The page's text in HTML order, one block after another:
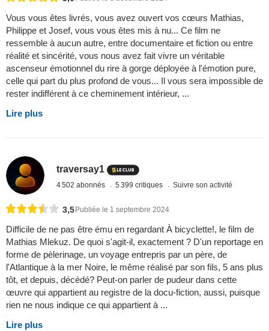
Vous vous êtes livrés, vous avez ouvert vos cœurs Mathias,
Philippe et Josef, vous vous êtes mis à nu... Ce film ne
ressemble à aucun autre, entre documentaire et fiction ou entre
réalité et sincérité, vous nous avez fait vivre un véritable
ascenseur émotionnel du rire à gorge déployée à l'émotion pure,
celle qui part du plus profond de vous... Il vous sera impossible de
rester indifférent à ce cheminement intérieur, ...
Lire plus
traversay1
4 502 abonnés 5 399 critiques Suivre son activité
3,5 Publiée le 1 septembre 2024
Difficile de ne pas être ému en regardant À bicyclette!, le film de
Mathias Mlekuz. De quoi s'agit-il, exactement ? D'un reportage en
forme de pèlerinage, un voyage entrepris par un père, de
l'Atlantique à la mer Noire, le même réalisé par son fils, 5 ans plus
tôt, et depuis, décédé? Peut-on parler de pudeur dans cette
œuvre qui appartient au registre de la docu-fiction, aussi, puisque
rien ne nous indique ce qui appartient à ...
Lire plus